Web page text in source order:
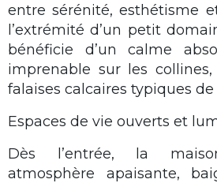
entre sérénité, esthétisme
l’extrémité d’un petit
bénéficie d’un calme
imprenable sur les
falaises calcaires typiques
Espaces de vie ouverts et
Dès l’entrée, la
atmosphère apaisante,